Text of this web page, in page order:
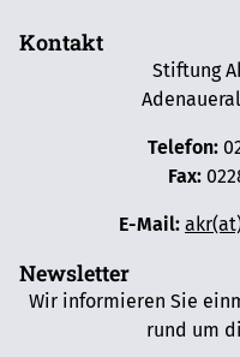
Kontakt
Stiftung
Telefon:
Fax:
E-Mail:
Newsletter
Wir informieren Sie
rund um